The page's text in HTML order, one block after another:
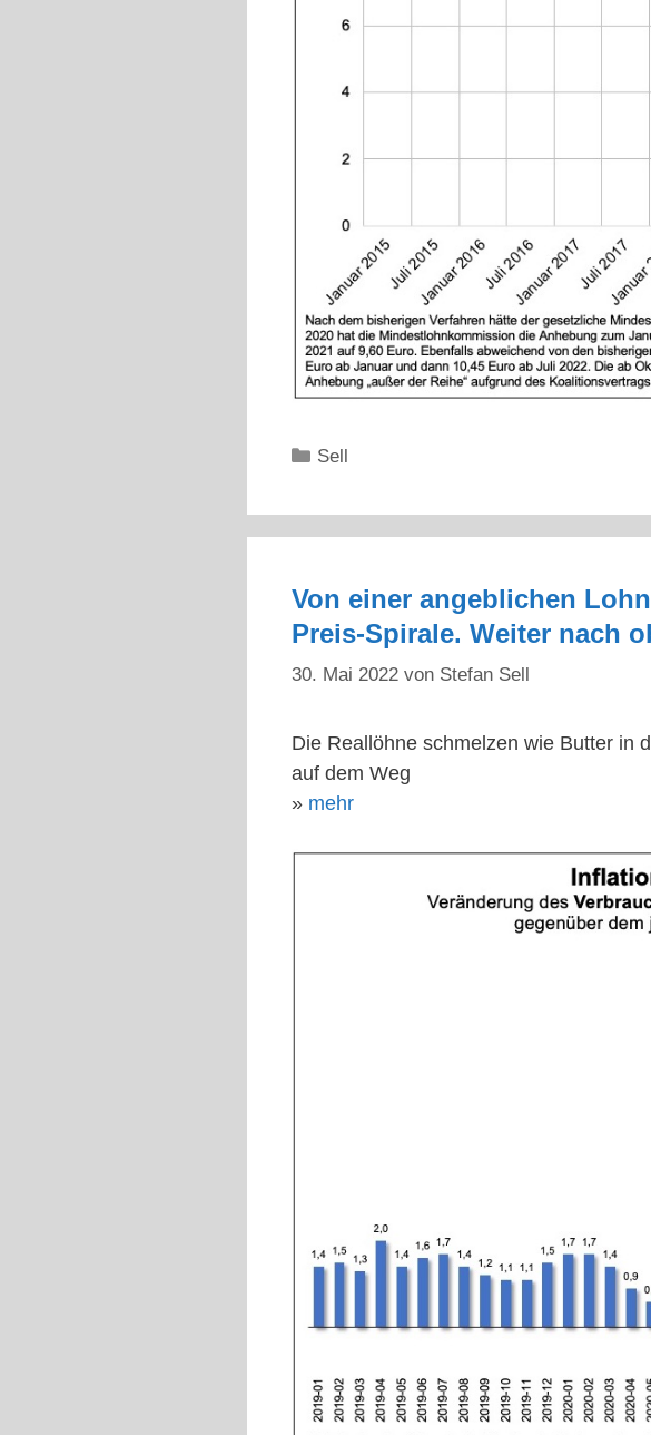
Kategorien
Sell
Von einer angeblichen
Preis-Spirale. Weiter nach
30. Mai 2022 von Stefan Sell
Die Reallöhne schmelzen wie Butter in
auf dem Weg
» mehr